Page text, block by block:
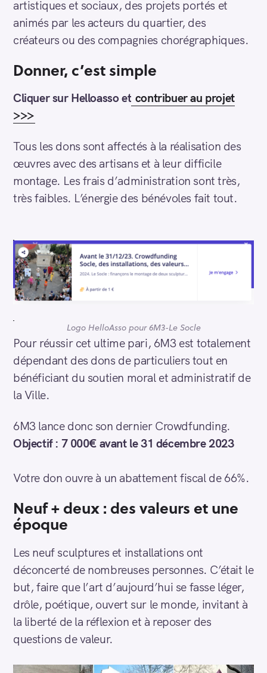
artistiques et sociaux, des projets portés et
animés par les acteurs du quartier, des
créateurs ou des compagnies chorégraphiques.
Donner, c’est simple
Cliquer sur Helloasso et contribuer au projet
>>>
Tous les dons sont affectés à la réalisation des
œuvres avec des artisans et à leur difficile
montage. Les frais d’administration sont très,
très faibles. L’énergie des bénévoles fait tout.
Logo HelloAsso pour 6M3-Le Socle
Pour réussir cet ultime pari, 6M3 est totalement
dépendant des dons de particuliers tout en
bénéficiant du soutien moral et administratif de
la Ville.
6M3 lance donc son dernier Crowdfunding.
Objectif : 7 000€ avant le 31 décembre 2023
Votre don ouvre à un abattement fiscal de 66%.
Neuf + deux : des valeurs et une
époque
Les neuf sculptures et installations ont
déconcerté de nombreuses personnes. C’était le
but, faire que l’art d’aujourd’hui se fasse léger,
drôle, poétique, ouvert sur le monde, invitant à
la liberté de la réflexion et à reposer des
questions de valeur.